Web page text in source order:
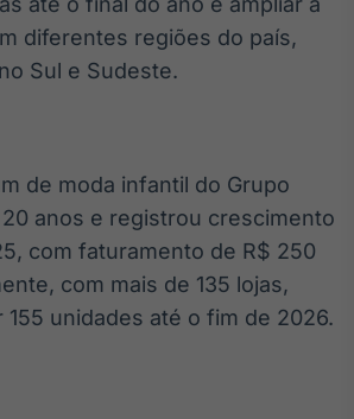
Gestão de
Em breve
diferentes regiões do país,
Sul e Sudeste.
de moda infantil do Grupo
anos e registrou crescimento
com faturamento de R$ 250
com mais de 135 lojas,
155 unidades até o fim de 2026.